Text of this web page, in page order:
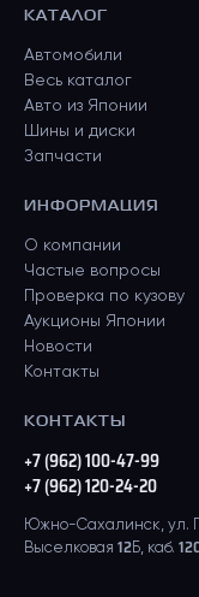
КАТАЛОГ
Автомобили
Весь каталог
Авто из Японии
Шины и диски
Запчасти
ИНФОРМАЦИЯ
О компании
Частые вопросы
Проверка по кузову
Аукционы Японии
Новости
Контакты
КОНТАКТЫ
+7 (962) 100-47-99
+7 (962) 120-24-20
Южно-Сахалинск, ул.
Выселковая 12Б, каб.